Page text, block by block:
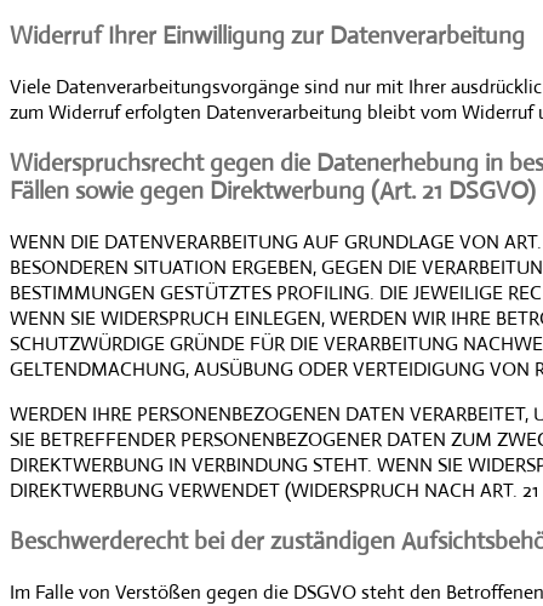
Widerruf Ihrer Einwilligung zur Datenverarbeitung
Viele Datenverarbeitungsvorgänge sind nur mit Ihrer
zum Widerruf erfolgten Datenverarbeitung bleibt vom Widerruf
Widerspruchsrecht gegen die Datenerhebung in
Fällen sowie gegen Direktwerbung (Art. 21 DSGVO)
WENN DIE DATENVERARBEITUNG AUF GRUNDLAGE VON
BESONDEREN SITUATION ERGEBEN, GEGEN DIE
BESTIMMUNGEN GESTÜTZTES PROFILING. DIE JEWEILIGE
WENN SIE WIDERSPRUCH EINLEGEN, WERDEN WIR IHRE
SCHUTZWÜRDIGE GRÜNDE FÜR DIE VERARBEITUNG
GELTENDMACHUNG, AUSÜBUNG ODER VERTEIDIGUNG VON
WERDEN IHRE PERSONENBEZOGENEN DATEN
SIE BETREFFENDER PERSONENBEZOGENER DATEN ZUM
DIREKTWERBUNG IN VERBINDUNG STEHT. WENN SIE
DIREKTWERBUNG VERWENDET (WIDERSPRUCH NACH ART.
Beschwerde­recht bei der zuständigen
Im Falle von Verstößen gegen die DSGVO steht den